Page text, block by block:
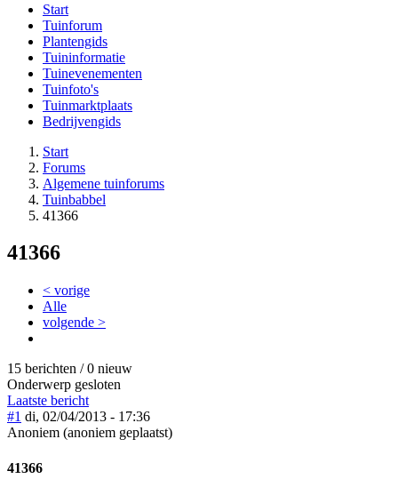
Start
Tuinforum
Plantengids
Tuininformatie
Tuinevenementen
Tuinfoto's
Tuinmarktplaats
Bedrijvengids
Start
Forums
Algemene tuinforums
Tuinbabbel
41366
41366
< vorige
Alle
volgende >
15 berichten / 0 nieuw
Onderwerp gesloten
Laatste bericht
#1 di, 02/04/2013 - 17:36
Anoniem (anoniem geplaatst)
41366